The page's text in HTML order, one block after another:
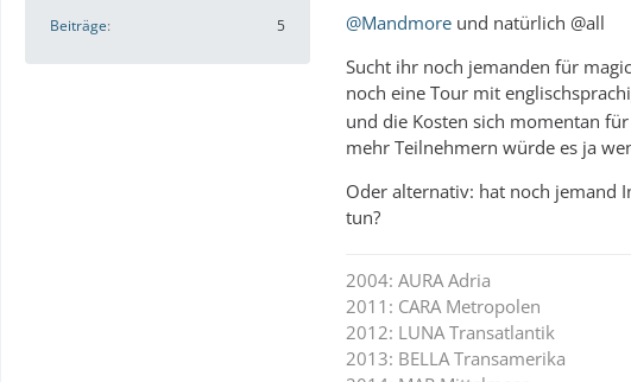
Beiträge 5
Hat jemand schon was über
Hat sonst noch jemand etwas
Wir reisen übrigens von
Linienflug anstatt eines Charters
@Mandmore und natürlich @all
Sucht ihr noch jemanden für
noch eine Tour mit
und die Kosten sich momentan
mehr Teilnehmern würde es ja
Oder alternativ: hat noch jemand
tun?
2004: AURA Adria
2011: CARA Metropolen
2012: LUNA Transatlantik
2013: BELLA Transamerika